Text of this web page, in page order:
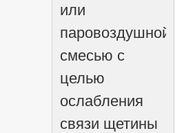
или
паровоздушной
смесью с
целью
ослабления
связи щетины